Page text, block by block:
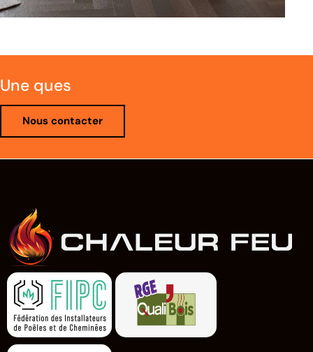
Une questio
Nous contacter